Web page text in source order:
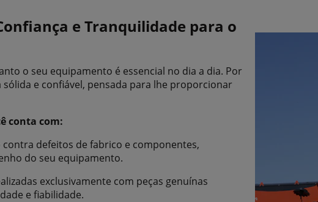
e Tranquilidade para o
o seu equipamento é essencial no dia a dia. Por
e confiável, pensada para lhe proporcionar
conta com:
defeitos de fabrico e componentes,
do seu equipamento.
exclusivamente com peças genuínas
e fiabilidade.